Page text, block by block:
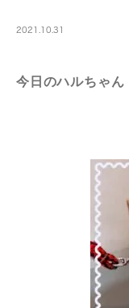
2021.10.31
今日のハルちゃん